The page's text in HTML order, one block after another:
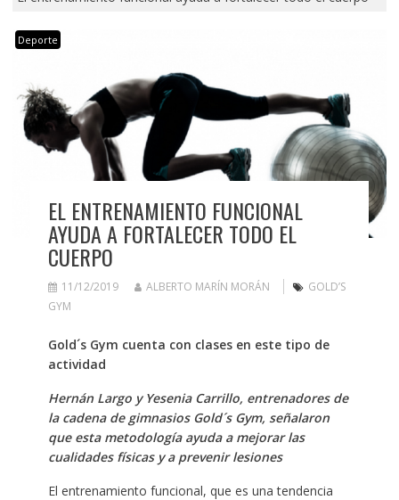
Deporte
EL ENTRENAMIENTO FUNCIONAL
AYUDA A FORTALECER TODO EL
CUERPO
11/12/2019 ALBERTO MARÍN MORÁN
GOLD’S
GYM
Gold´s Gym cuenta con clases en este tipo de
actividad
Hernán Largo y Yesenia Carrillo, entrenadores de
la cadena de gimnasios Gold´s Gym, señalaron
que esta metodología ayuda a mejorar las
cualidades físicas y a prevenir lesiones
El entrenamiento funcional, que es una tendencia